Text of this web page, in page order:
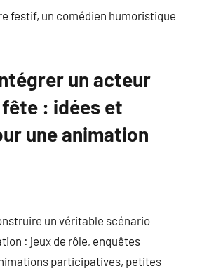
festif, un comédien humoristique
un acteur
: idées et
une animation
un véritable scénario
: jeux de rôle, enquêtes
participatives, petites